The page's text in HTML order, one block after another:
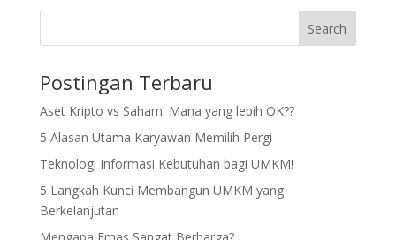
Search
Postingan Terbaru
Aset Kripto vs Saham: Mana yang lebih OK??
5 Alasan Utama Karyawan Memilih Pergi
Teknologi Informasi Kebutuhan bagi UMKM!
5 Langkah Kunci Membangun UMKM yang
Berkelanjutan